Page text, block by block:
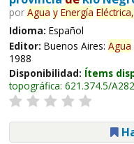
por Agua y Energía Eléctrica,
Idioma: Español
Editor: Buenos Aires: Agua
1988
Disponibilidad: Ítems
topográfica: 621.374.5/